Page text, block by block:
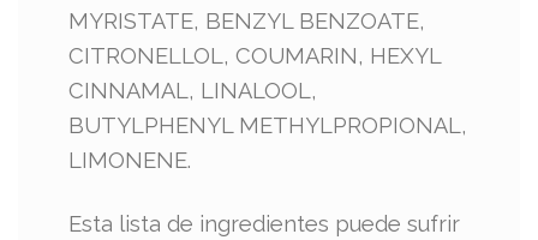
MYRISTATE, BENZYL BENZOATE,
CITRONELLOL, COUMARIN, HEXYL
CINNAMAL, LINALOOL,
BUTYLPHENYL METHYLPROPIONAL,
LIMONENE.
Esta lista de ingredientes puede sufrir